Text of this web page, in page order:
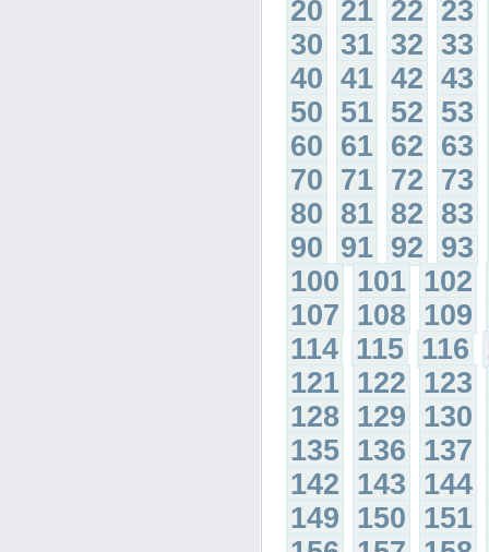
20 21 22 23
30 31 32 33
40 41 42 43
50 51 52 53
60 61 62 63
70 71 72 73
80 81 82 83
90 91 92 93
100 101 102
107 108 109
114 115 116
121 122 123
128 129 130
135 136 137
142 143 144
149 150 151